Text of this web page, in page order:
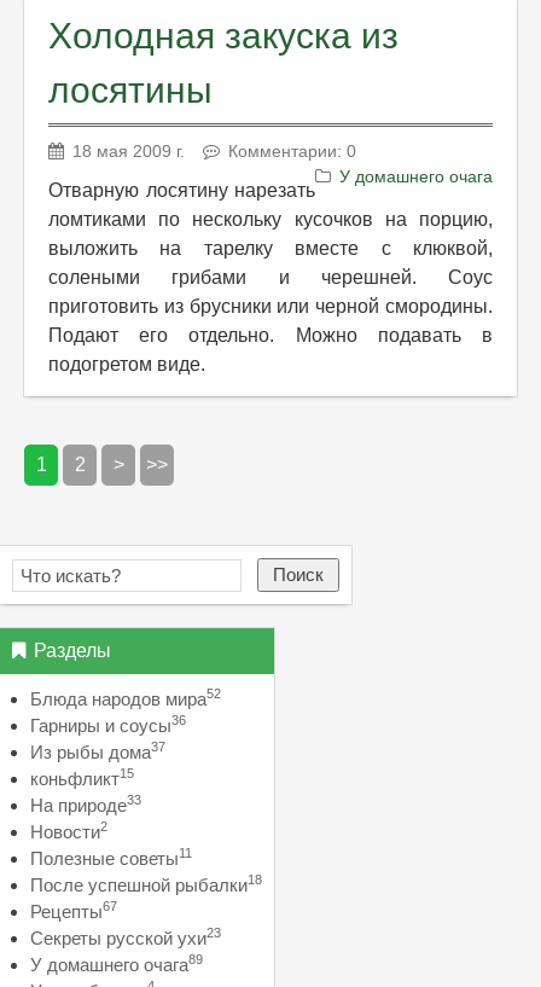
Холодная закуска из
лосятины
18 мая 2009 г.
Комментарии: 0
У домашнего очага
Отварную лосятину нарезать
ломтиками по нескольку кусочков на порцию,
выложить на тарелку вместе с клюквой,
солеными грибами и черешней. Соус
приготовить из брусники или черной смородины.
Подают его отдельно. Можно подавать в
подогретом виде.
1 2 > >>
Поиск
Разделы
Блюда народов мира52
Гарниры и соусы36
Из рыбы дома37
коньфликт15
На природе33
Новости2
Полезные советы11
После успешной рыбалки18
Рецепты67
Секреты русской ухи23
У домашнего очага89